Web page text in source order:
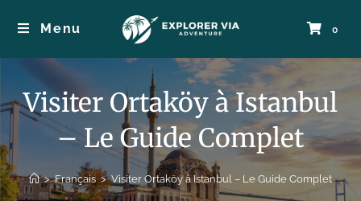
Menu 0
Visiter Ortaköy à Istanbul
– Le Guide Complet
> Français > Visiter Ortaköy à Istanbul – Le Guide Complet